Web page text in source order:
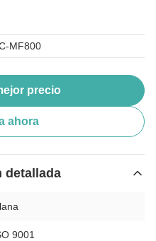
MF800
precio
ahora
detallada
9001